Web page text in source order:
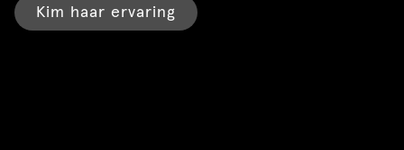
Kim haar ervaring